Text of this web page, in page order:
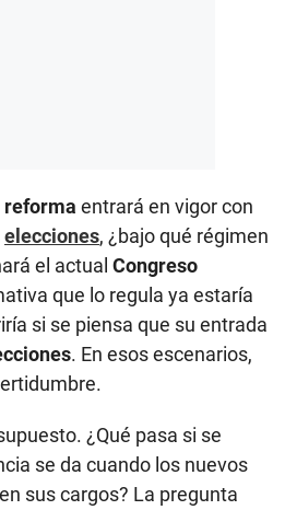
reforma entrará en vigor con
elecciones, ¿bajo qué régimen
el actual Congreso
que lo regula ya estaría
si se piensa que su entrada
. En esos escenarios,
¿Qué pasa si se
se da cuando los nuevos
sus cargos? La pregunta